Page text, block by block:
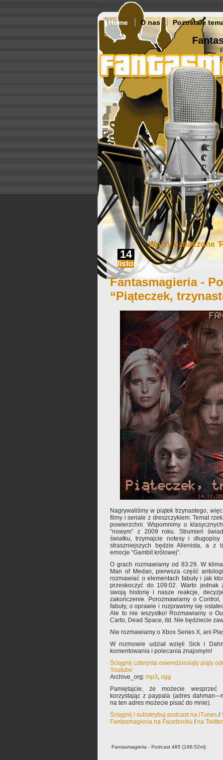
Home O nas Pozostałe
Wpisy oznaczone
14
listopada
Fantasmagieria -
“Piąteczek,
Nagrywaliśmy w piątek trzynastego,
filmy i seriale z dreszczykiem. Temat
powierzchni. Wspomnimy o
“nowym” z 2009 roku. Strumień
światku, trzymajcie notesy i
straszniejszych będzie Alienista, a z
emocje “Gambit królowej”.
O grach rozmawiamy od 83:29. W
Man of Medan, pierwsza część
rozmawiać o elementach fabuły i jak
przeskoczyć do 109:02. Warto jednak
swoją historię i nasze reakcje,
zakończenie. Porozmawiamy o
fabuły, o oprawie i rozprawimy się
Ale to nie wszystko! Rozmawiamy o
Carto, Dead Space, itd. Nie będziecie
Nie rozmawiamy o Xbox Series X, ani
W rozmowie udział wzięli Sick i
komentowania i polecania znajomym!
Ściągnij czterysta osiemdziesiąty piąty
Youtube
Archive_org: mp3, ogg
Pamiętajcie, że możecie wesprzeć
korzystając z paypala (adres dahman-
na ten adres możecie pisać do mnie).
Ściągnij / subskrybuj podcast na iTunes /
Fantasmagieria na Facebooku /na
Fantasmagieria - Podcast 485 [196:52m]: